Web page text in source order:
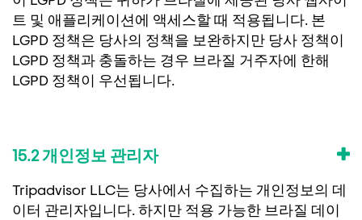
트 및 애플리케이션에 액세스할 때 적용됩니다. 본
LGPD 정책은 당사의 정책을 보완하지만 당사 정책이
LGPD 정책과 충돌하는 경우 브라질 거주자에 한해
LGPD 정책이 우선됩니다.
15.2 개인정보 관리자
Tripadvisor LLC는 당사에서 수집하는 개인정보의 데
이터 관리자입니다. 하지만 적용 가능한 브라질 데이